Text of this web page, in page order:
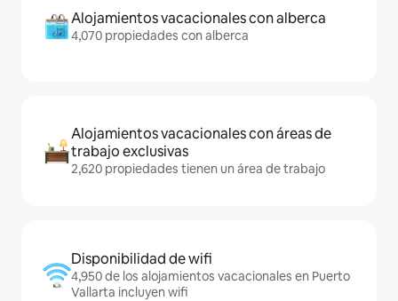
Alojamientos vacacionales con alberca
4,070 propiedades con alberca
Alojamientos vacacionales con áreas de
trabajo exclusivas
2,620 propiedades tienen un área de trabajo
Disponibilidad de wifi
4,950 de los alojamientos vacacionales en Puerto
Vallarta incluyen wifi